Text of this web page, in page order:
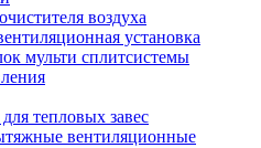
воздуха
установка
мульти сплитсистемы
тепловых завес
вентиляционные